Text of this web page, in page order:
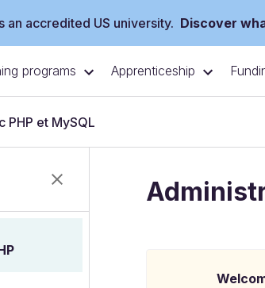
an accredited US university. Discover
programs Apprenticeship
et MySQL